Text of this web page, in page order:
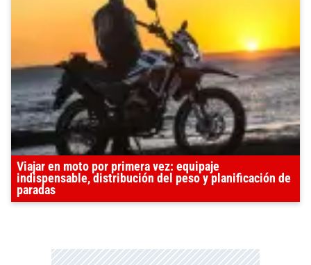
Viajar en moto por primera vez: equipaje
indispensable, distribución del peso y planificación de
paradas